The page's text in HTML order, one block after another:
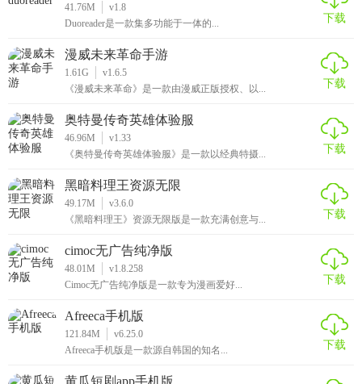
41.76M
v1.8
Duoreader是一款集多功能于一体的...
下载
漫威未来革命手游
1.61G
v1.6.5
《漫威未来革命》是一款由漫威正版授权、以...
下载
奥特曼传奇英雄体验服
46.96M
v1.33
《奥特曼传奇英雄体验服》是一款以经典特摄...
下载
黑暗料理王资源无限
49.17M
v3.6.0
《黑暗料理王》资源无限版是一款充满创意与...
下载
cimoc无广告纯净版
48.01M
v1.8.258
Cimoc无广告纯净版是一款专为漫画爱好...
下载
Afreeca手机版
121.84M
v6.25.0
Afreeca手机版是一款源自韩国的知名...
下载
黄瓜短剧app手机版